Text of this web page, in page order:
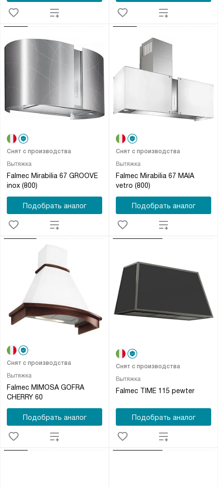
Вытяжка
Falmec Mirabilia 67 GROOVE
inox (800)
Снят с производства
Подобрать аналог
Вытяжка
Falmec Mirabilia 67 MAIA
vetro (800)
Снят с производства
Подобрать аналог
Вытяжка
Falmec MIMOSA GOFRA
CHERRY 60
Снят с производства
Подобрать аналог
Вытяжка
Falmec TIME 115 pewter
Снят с производства
Подобрать аналог